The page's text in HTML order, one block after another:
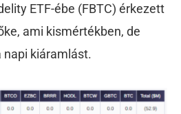
ETF-ébe (FBTC) érkezett
ami kismértékben, de
napi kiáramlást.